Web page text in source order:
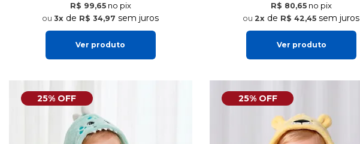
R$ 99,65 no pix
3xde R$ 34,97 sem juros
Ver produto
R$ 80,65 no pix
2x de R$ 42,45 sem juros
Ver produto
25% OFF 25% OFF